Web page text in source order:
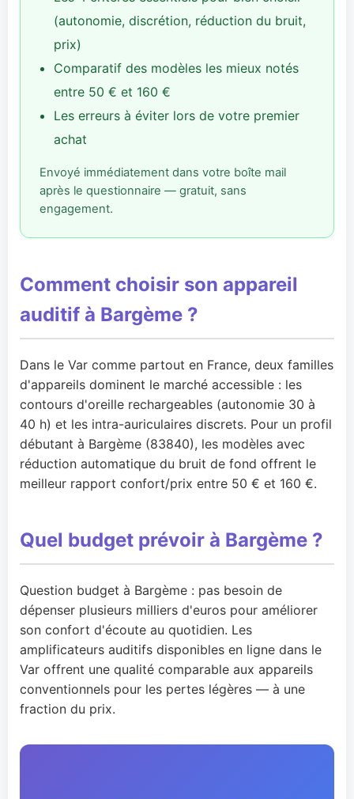
(autonomie, discrétion, réduction du bruit,
prix)
Comparatif des modèles les mieux notés
entre 50 € et 160 €
Les erreurs à éviter lors de votre premier
achat
Envoyé immédiatement dans votre boîte mail
après le questionnaire — gratuit, sans
engagement.
Comment choisir son appareil
auditif à Bargème ?
Dans le Var comme partout en France, deux familles
d'appareils dominent le marché accessible : les
contours d'oreille rechargeables (autonomie 30 à
40 h) et les intra-auriculaires discrets. Pour un profil
débutant à Bargème (83840), les modèles avec
réduction automatique du bruit de fond offrent le
meilleur rapport confort/prix entre 50 € et 160 €.
Quel budget prévoir à Bargème ?
Question budget à Bargème : pas besoin de
dépenser plusieurs milliers d'euros pour améliorer
son confort d'écoute au quotidien. Les
amplificateurs auditifs disponibles en ligne dans le
Var offrent une qualité comparable aux appareils
conventionnels pour les pertes légères — à une
fraction du prix.